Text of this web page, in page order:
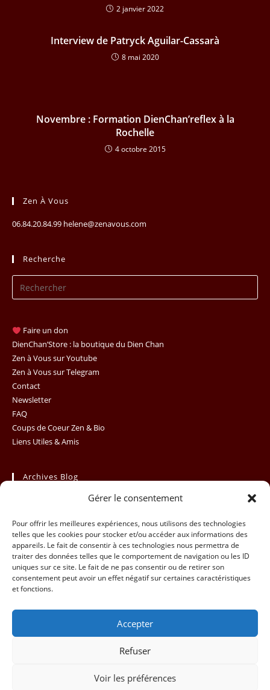
Gérer le consentement
Pour offrir les meilleures expériences, nous utilisons des technologies
telles que les cookies pour stocker et/ou accéder aux informations des
appareils. Le fait de consentir à ces technologies nous permettra de
traiter des données telles que le comportement de navigation ou les ID
uniques sur ce site. Le fait de ne pas consentir ou de retirer son
consentement peut avoir un effet négatif sur certaines caractéristiques
et fonctions.
Accepter
Refuser
Voir les préférences
2 janvier 2022
Interview de Patryck Aguilar-Cassarà
8 mai 2020
Novembre : Formation DienChan’reflex à la
Rochelle
4 octobre 2015
Zen À Vous
06.84.20.84.99 helene@zenavous.com
Recherche
Faire un don
DienChan’Store : la boutique du Dien Chan
Zen à Vous sur Youtube
Zen à Vous sur Telegram
Contact
Newsletter
FAQ
Coups de Coeur Zen & Bio
Liens Utiles & Amis
Archives Blog
Sélectionner un mois